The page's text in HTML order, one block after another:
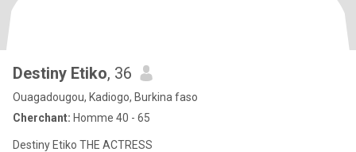
Destiny Etiko, 36
Ouagadougou, Kadiogo, Burkina faso
Cherchant: Homme 40 - 65
Destiny Etiko THE ACTRESS